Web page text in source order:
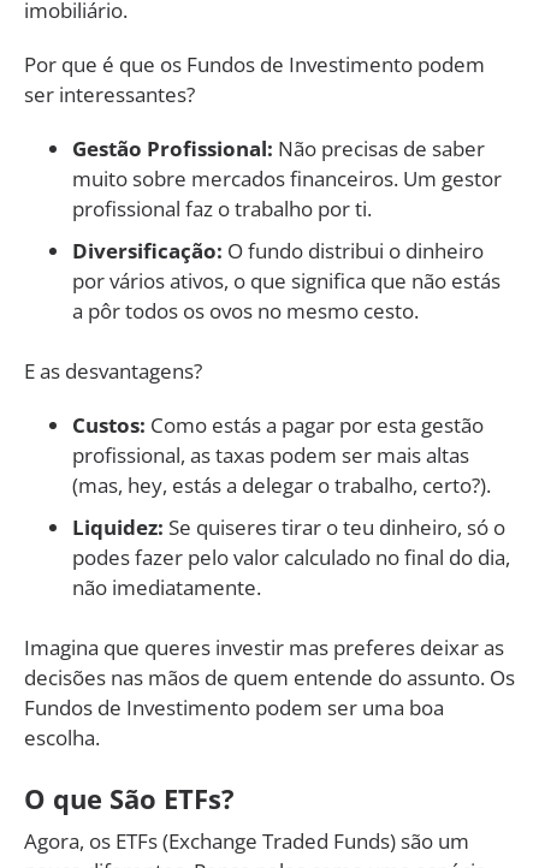
imobiliário.
Por que é que os Fundos de Investimento podem
ser interessantes?
Gestão Profissional: Não precisas de saber
muito sobre mercados financeiros. Um gestor
profissional faz o trabalho por ti.
Diversificação: O fundo distribui o dinheiro
por vários ativos, o que significa que não estás
a pôr todos os ovos no mesmo cesto.
E as desvantagens?
Custos: Como estás a pagar por esta gestão
profissional, as taxas podem ser mais altas
(mas, hey, estás a delegar o trabalho, certo?).
Liquidez: Se quiseres tirar o teu dinheiro, só o
podes fazer pelo valor calculado no final do dia,
não imediatamente.
Imagina que queres investir mas preferes deixar as
decisões nas mãos de quem entende do assunto. Os
Fundos de Investimento podem ser uma boa
escolha.
O que São ETFs?
Agora, os ETFs (Exchange Traded Funds) são um